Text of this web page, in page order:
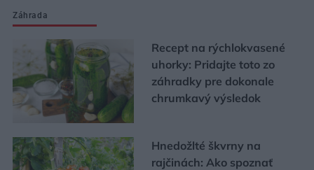
Záhrada
Recept na rýchlokvasené
uhorky: Pridajte toto zo
záhradky pre dokonale
chrumkavý výsledok
Hnedožlté škvrny na
rajčinách: Ako spoznať